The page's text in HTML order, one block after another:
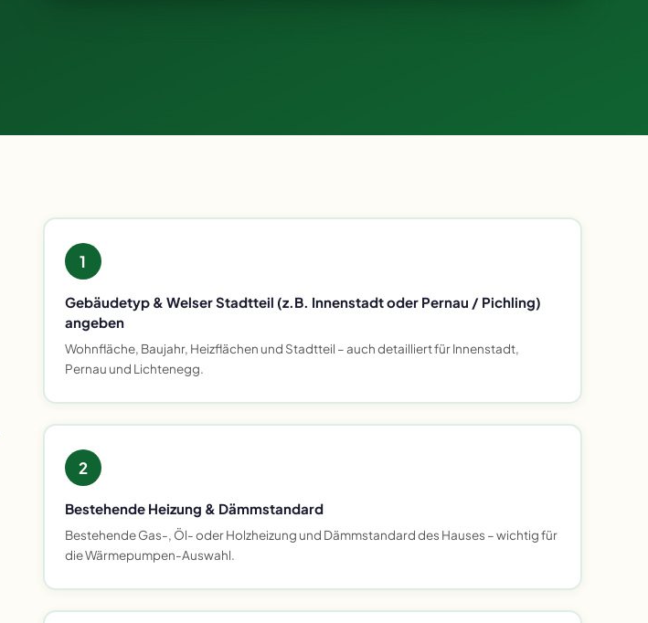
1
Gebäudetyp & Welser Stadtteil (z.B. Innenstadt oder Pernau / Pichling)
angeben
Wohnfläche, Baujahr, Heizflächen und Stadtteil – auch detailliert für Innenstadt,
Pernau und Lichtenegg.
2
Bestehende Heizung & Dämmstandard
Bestehende Gas-, Öl- oder Holzheizung und Dämmstandard des Hauses – wichtig für
die Wärmepumpen-Auswahl.